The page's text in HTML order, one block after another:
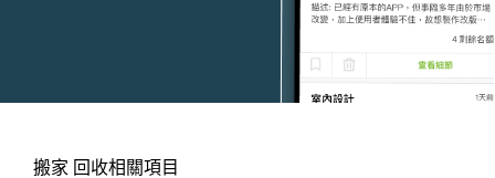
搬家 回收相關項目